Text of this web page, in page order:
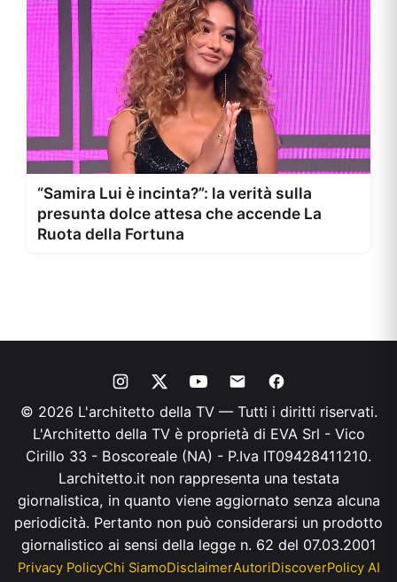
“Samira Lui è incinta?”: la verità sulla
presunta dolce attesa che accende La
Ruota della Fortuna
© 2026 L'architetto della TV — Tutti i diritti riservati.
L'Architetto della TV è proprietà di EVA Srl - Vico
Cirillo 33 - Boscoreale (NA) - P.Iva IT09428411210.
Larchitetto.it non rappresenta una testata
giornalistica, in quanto viene aggiornato senza alcuna
periodicità. Pertanto non può considerarsi un prodotto
giornalistico ai sensi della legge n. 62 del 07.03.2001
Privacy PolicyChi SiamoDisclaimerAutoriDiscoverPolicy AI